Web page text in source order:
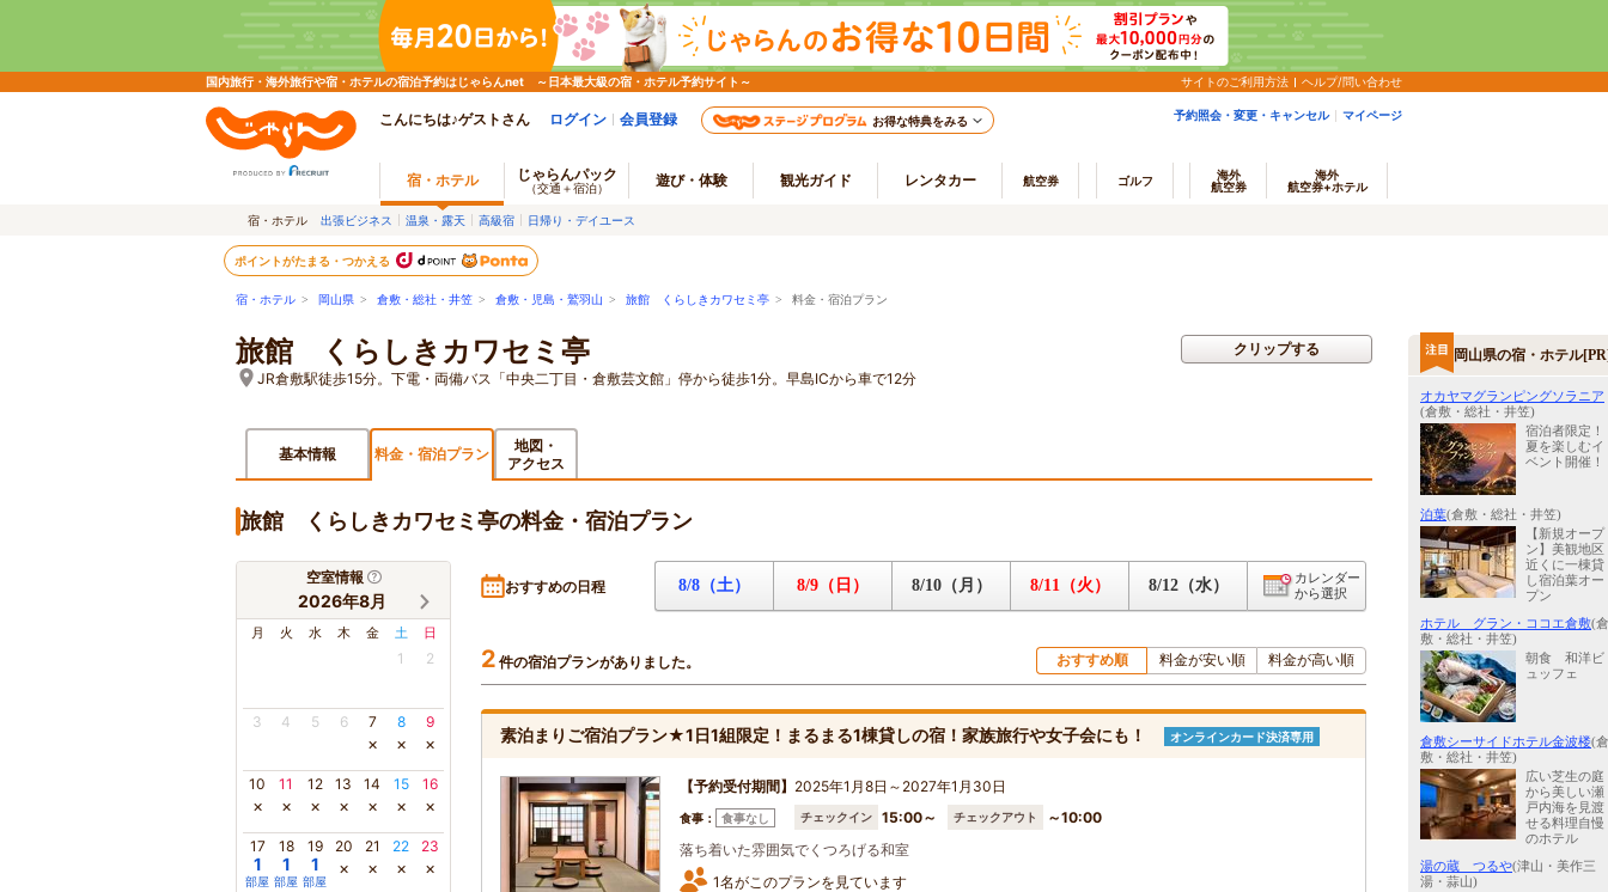
国内旅行・海外旅行や宿・ホテルの宿泊予約はじゃらんnet ～日本最大級の宿・ホテル予約サイト～ サイトのご利用方法 ヘルプ/問い合わせ
こんにちは♪ゲストさん ログイン 会員登録 お得な特典をみる 予約照会・変更・キャンセル マイページ
宿・ホテル じゃらんパック
（交通＋宿泊） 遊び・体験 観光ガイド レンタカー 航空券 ゴルフ
海外
航空券
海外
航空券+ホテル
宿・ホテル 出張ビジネス 温泉・露天 高級宿 日帰り・デイユース
ポイントがたまる・つかえる
宿・ホテル > 岡山県 > 倉敷・総社・井笠 > 倉敷・児島・鷲羽山 > 旅館 くらしきカワセミ亭 > 料金・宿泊プラン
旅館 くらしきカワセミ亭
JR倉敷駅徒歩15分。下電・両備バス「中央二丁目・倉敷芸文館」停から徒歩1分。早島ICから車で12分
クリップする
基本情報 料金・宿泊プラン
地図・
アクセス
旅館 くらしきカワセミ亭の料金・宿泊プラン
空室情報
2026年8月
月 火 水 木 金 土 日
1 2
3 4 5 6 7
×
8
×
9
×
10
×
11
×
12
×
13
×
14
×
15
×
16
×
17
1
部屋
18
1
部屋
19
1
部屋
20
×
21
×
22
×
23
×
おすすめの日程 8/8（土） 8/9（日） 8/10（月） 8/11（火） 8/12（水）
カレンダー
から選択
2 件の宿泊プランがありました。 おすすめ順 料金が安い順 料金が高い順
素泊まりご宿泊プラン★1日1組限定！まるまる1棟貸しの宿！家族旅行や女子会にも！ オンラインカード決済専用
【予約受付期間】 2025年1月8日～2027年1月30日
食事： 食事なし チェックイン 15:00～ チェックアウト
～10:00
落ち着いた雰囲気でくつろげる和室
1名がこのプランを見ています
岡山県の宿・ホテル
オカヤマグランピングソラニア
(倉敷・総社・井笠)
宿泊者限定！
夏を楽しむイ
ベント開催！
泊葉(倉敷・総社・井笠)
【新規オープ
ン】美観地区
近くに一棟貸
し宿泊葉オー
プン
ホテル グラン・ココエ倉敷(倉
敷・総社・井笠)
朝食 和洋ビ
ュッフェ
倉敷シーサイドホテル金波楼(倉
敷・総社・井笠)
広い芝生の庭
から美しい瀬
戸内海を見渡
せる料理自慢
のホテル
湯の蔵 つるや(津山・美作三
湯・蒜山)